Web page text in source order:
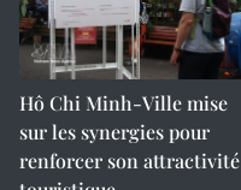
Hô Chi Minh-Ville mise
sur les synergies pour
renforcer son attractivité